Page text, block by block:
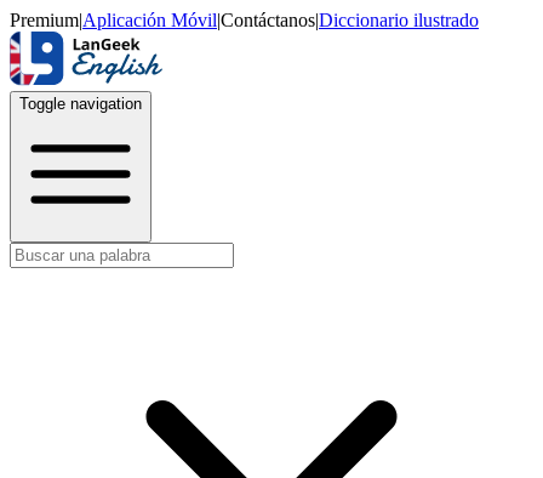
Premium|Aplicación Móvil|Contáctanos|Diccionario ilustrado
Toggle navigation